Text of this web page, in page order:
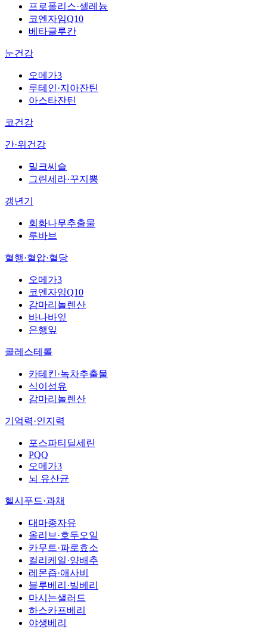
프로폴리스·셀레늄
코엔자임Q10
베타글루칸
눈건강
오메가3
루테인·지아잔틴
아스타잔틴
코건강
간·위건강
밀크씨슬
그린세라·꾸지뽕
갱년기
회화나무추출물
루바브
혈행·혈압·혈당
오메가3
코엔자임Q10
감마리놀렌산
바나바잎
은행잎
콜레스테롤
카테킨·녹차추출물
식이섬유
감마리놀렌산
기억력·인지력
포스파티딜세린
PQQ
오메가3
뇌 유산균
헬시푸드·과채
대마종자유
올리브·호두오일
카무트·파로효소
컬리케일·양배추
레몬즙·애사비
블루베리·빌베리
마시는샐러드
하스카프베리
야생베리